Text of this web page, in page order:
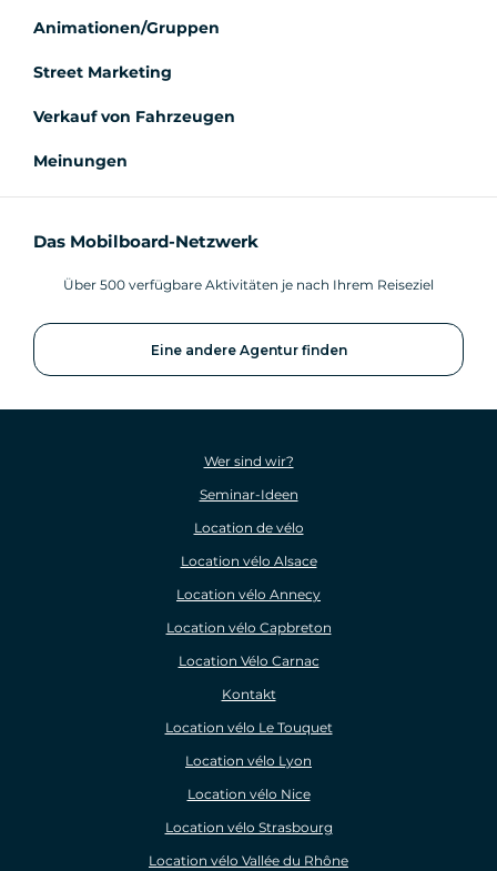
Animationen/Gruppen
Street Marketing
Verkauf von Fahrzeugen
Meinungen
Das Mobilboard-Netzwerk
Über 500 verfügbare Aktivitäten je nach Ihrem Reiseziel
Eine andere Agentur finden
Wer sind wir?
Seminar-Ideen
Location de vélo
Location vélo Alsace
Location vélo Annecy
Location vélo Capbreton
Location Vélo Carnac
Kontakt
Location vélo Le Touquet
Location vélo Lyon
Location vélo Nice
Location vélo Strasbourg
Location vélo Vallée du Rhône